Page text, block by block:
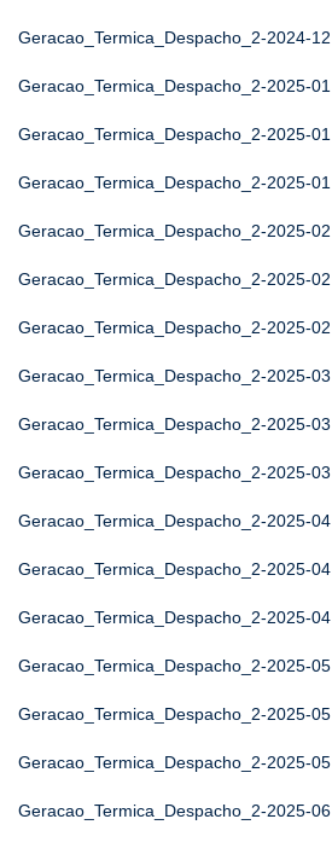
Geracao_Termica_Despacho_2-2024-12
Geracao_Termica_Despacho_2-2025-01
Geracao_Termica_Despacho_2-2025-01
Geracao_Termica_Despacho_2-2025-01
Geracao_Termica_Despacho_2-2025-02
Geracao_Termica_Despacho_2-2025-02
Geracao_Termica_Despacho_2-2025-02
Geracao_Termica_Despacho_2-2025-03
Geracao_Termica_Despacho_2-2025-03
Geracao_Termica_Despacho_2-2025-03
Geracao_Termica_Despacho_2-2025-04
Geracao_Termica_Despacho_2-2025-04
Geracao_Termica_Despacho_2-2025-04
Geracao_Termica_Despacho_2-2025-05
Geracao_Termica_Despacho_2-2025-05
Geracao_Termica_Despacho_2-2025-05
Geracao_Termica_Despacho_2-2025-06